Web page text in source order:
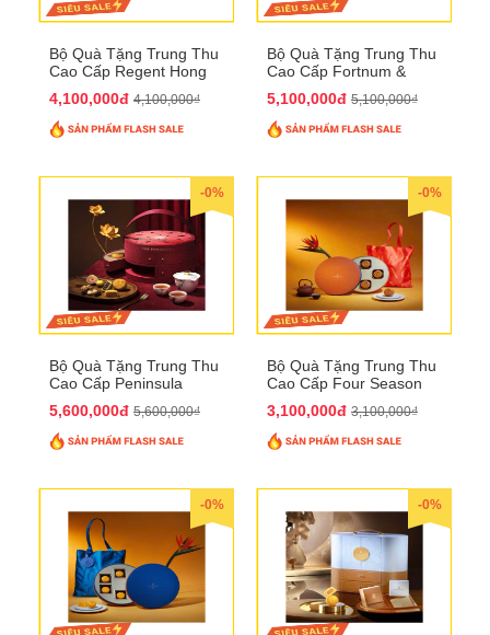
Bộ Quà Tặng Trung Thu
Cao Cấp Regent Hong
4,100,000đ 4,100,000₫
Bộ Quà Tặng Trung Thu
Cao Cấp Fortnum &
5,100,000đ 5,100,000₫
-0%
Bộ Quà Tặng Trung Thu
Cao Cấp Peninsula
5,600,000đ 5,600,000₫
-0%
Bộ Quà Tặng Trung Thu
Cao Cấp Four Season
3,100,000đ 3,100,000₫
-0% -0%